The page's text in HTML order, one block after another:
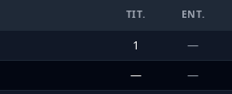
TIT. ENT.
1 —
— —